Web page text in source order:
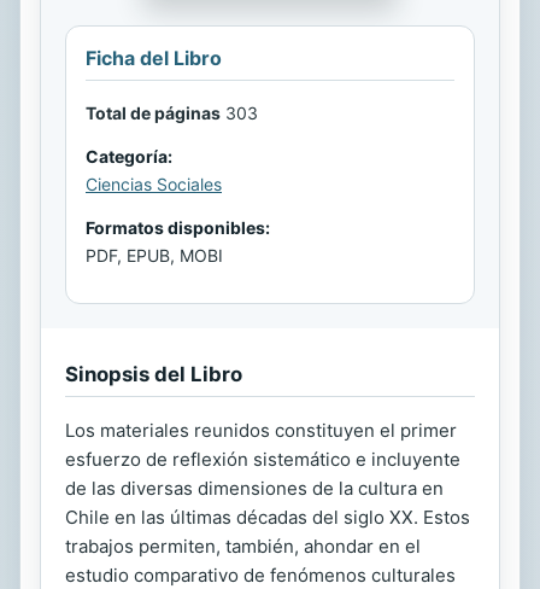
Ficha del Libro
Total de páginas 303
Categoría:
Ciencias Sociales
Formatos disponibles:
PDF, EPUB, MOBI
Sinopsis del Libro
Los materiales reunidos constituyen el primer
esfuerzo de reflexión sistemático e incluyente
de las diversas dimensiones de la cultura en
Chile en las últimas décadas del siglo XX. Estos
trabajos permiten, también, ahondar en el
estudio comparativo de fenómenos culturales